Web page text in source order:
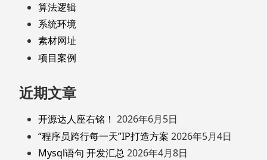
算法逻辑
系统环境
素材网址
项目案例
近期文章
开源达人座右铭！ 2026年6月5日
“程序员跨行每一天”IP打造方案 2026年5月4日
Mysql语句 开发汇总 2026年4月8日